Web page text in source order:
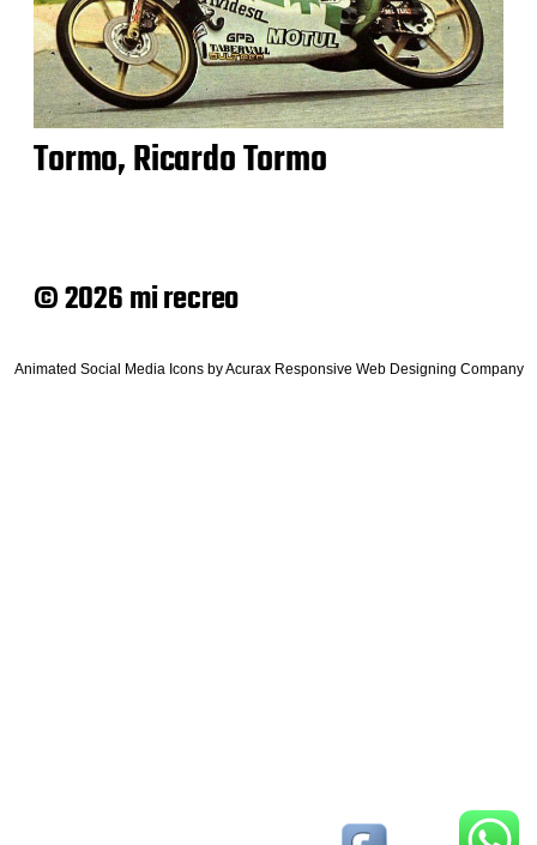
Tormo, Ricardo Tormo
© 2026 mi recreo
Animated Social Media IconsbyAcurax Responsive Web Designing Company